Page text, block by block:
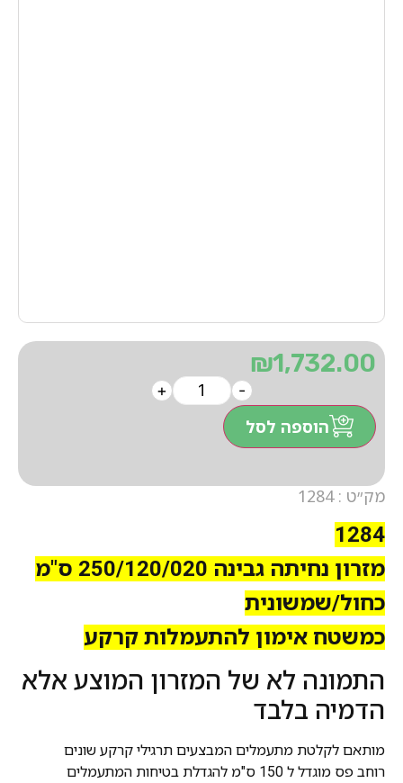
מק״ט : 1284
1284
מזרון נחיתה גבינה 250/120/020 ס"מ
כחול/שמשונית
כמשטח אימון להתעמלות קרקע
התמונה לא של המזרון המוצע אלא
הדמיה בלבד
מותאם לקלטת מתעמלים המבצעים תרגילי קרקע שונים
רוחב פס מוגדל ל 150 ס"מ להגדלת בטיחות המתעמלים
₪1,732.00
-
+
הוספה לסל